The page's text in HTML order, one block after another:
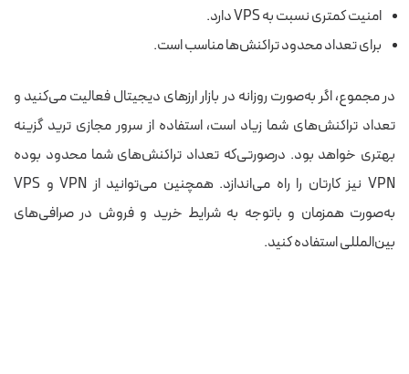
امنیت کمتری نسبت به VPS دارد.
برای تعداد محدود تراکنش‌ها مناسب است.
در مجموع، اگر به‌صورت روزانه در بازار ارزهای دیجیتال فعالیت می‌کنید و
تعداد تراکنش‌های شما زیاد است، استفاده از سرور مجازی ترید گزینه
بهتری خواهد بود. درصورتی‌که تعداد تراکنش‌های شما محدود بوده
VPN نیز کارتان را راه می‌اندازد. همچنین می‌توانید از VPN و VPS
به‌صورت همزمان و باتوجه به شرایط خرید و فروش در صرافی‌های
بین‌المللی استفاده کنید.